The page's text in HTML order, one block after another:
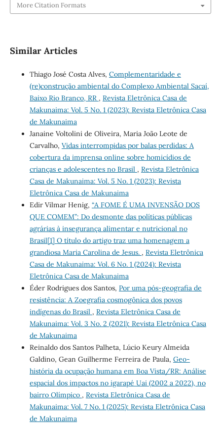
More Citation Formats
Similar Articles
Thiago José Costa Alves, Complementaridade e
(re)construção ambiental do Complexo Ambiental Sacaí,
Baixo Rio Branco, RR , Revista Eletrônica Casa de
Makunaima: Vol. 5 No. 1 (2023): Revista Eletrônica Casa
de Makunaima
Janaine Voltolini de Oliveira, Maria João Leote de
Carvalho, Vidas interrompidas por balas perdidas: A
cobertura da imprensa online sobre homicídios de
crianças e adolescentes no Brasil , Revista Eletrônica
Casa de Makunaima: Vol. 5 No. 1 (2023): Revista
Eletrônica Casa de Makunaima
Edir Vilmar Henig, “A FOME É UMA INVENSÃO DOS
QUE COMEM”: Do desmonte das políticas públicas
agrárias à insegurança alimentar e nutricional no
Brasil[1] O título do artigo traz uma homenagem a
grandiosa Maria Carolina de Jesus. , Revista Eletrônica
Casa de Makunaima: Vol. 6 No. 1 (2024): Revista
Eletrônica Casa de Makunaima
Éder Rodrigues dos Santos, Por uma pós-geografia de
resistência: A Zoegrafia cosmogônica dos povos
indígenas do Brasil , Revista Eletrônica Casa de
Makunaima: Vol. 3 No. 2 (2021): Revista Eletrônica Casa
de Makunaima
Reinaldo dos Santos Palheta, Lúcio Keury Almeida
Galdino, Gean Guilherme Ferreira de Paula, Geo-
história da ocupação humana em Boa Vista/RR: Análise
espacial dos impactos no igarapé Uai (2002 a 2022), no
bairro Olímpico , Revista Eletrônica Casa de
Makunaima: Vol. 7 No. 1 (2025): Revista Eletrônica Casa
de Makunaima